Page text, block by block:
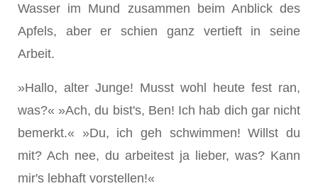
Wasser im Mund zusammen beim Anblick des
Apfels, aber er schien ganz vertieft in seine
Arbeit.
»Hallo, alter Junge! Musst wohl heute fest ran,
was?« »Ach, du bist's, Ben! Ich hab dich gar nicht
bemerkt.« »Du, ich geh schwimmen! Willst du
mit? Ach nee, du arbeitest ja lieber, was? Kann
mir's lebhaft vorstellen!«